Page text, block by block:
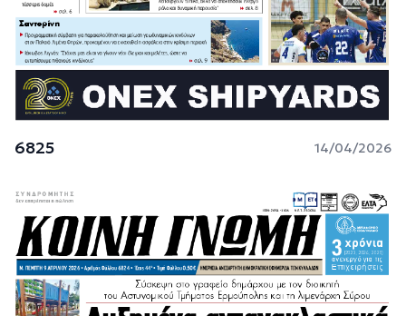
6825 14/04/2026